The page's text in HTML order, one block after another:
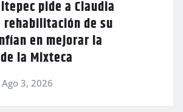
pide a Claudia
rehabilitación de su
en mejorar la
la Mixteca
Ago 3, 2026